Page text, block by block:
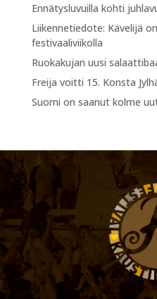
Ennätysluvuilla kohti
Liikennetiedote: Kävelijä
festivaaliviikolla
Ruokakujan uusi
Freija voitti 15. Konsta
Suomi on saanut kolme